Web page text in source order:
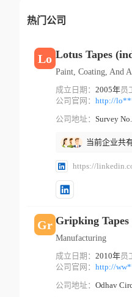
热门公司
Lo Lotus Tapes
Paint, Coating, And
成立日期： 2005年员
公司官网： http://
公司地址：
当前企业共
https://
Gr Gripking
Manufacturing
成立日期： 2010年员
公司官网： http://
公司地址：